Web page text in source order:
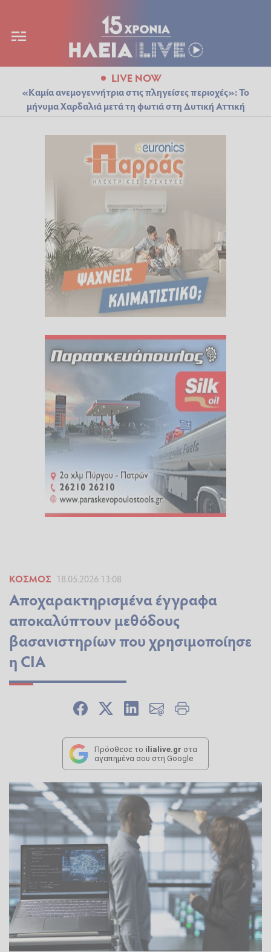
LIVE NOW
«Καμία ανεμογεννήτρια στις πληγείσες περιοχές»: Το
μήνυμα Χαρδαλιά μετά τη φωτιά στη Δυτική Αττική
ΚΌΣΜΟΣ 18.05.2026 13:08
Αποχαρακτηρισμένα έγγραφα
αποκαλύπτουν μεθόδους
βασανιστηρίων που χρησιμοποίησε
η CIA
Πρόσθεσε το ilialive.gr στα
αγαπημένα σου στη Google